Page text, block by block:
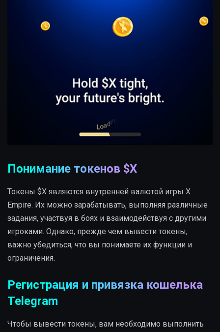
Понимание токенов $X
Токены $X являются внутренней валютой игры X
Empire. Их можно зарабатывать, выполняя различные
задания, участвуя в боях и взаимодействуя с другими
игроками. Однако, прежде чем вывести токены,
важно убедиться, что вы понимаете их функции и
ограничения.
Регистрация и привязка кошелька
Telegram
Чтобы вывести токены, вам необходимо выполнить